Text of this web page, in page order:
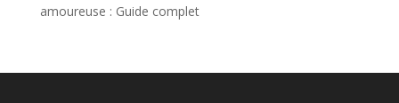
amoureuse : Guide complet